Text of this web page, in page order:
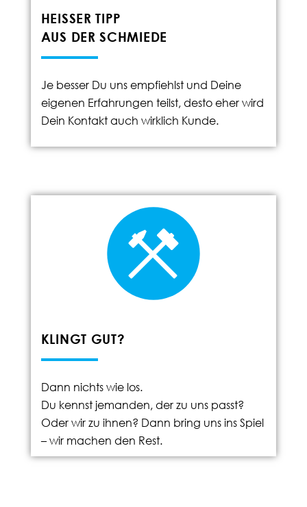
HEISSER TIPP
AUS DER SCHMIEDE
Je besser Du uns empfiehlst und Deine
eigenen Erfahrungen teilst, desto eher wird
Dein Kontakt auch wirklich Kunde.
KLINGT GUT?
Dann nichts wie los.
Du kennst jemanden, der zu uns passt?
Oder wir zu ihnen? Dann bring uns ins Spiel
– wir machen den Rest.